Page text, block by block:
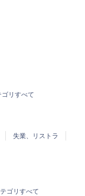
ゴリすべて
失業、リストラ
ゴリすべて